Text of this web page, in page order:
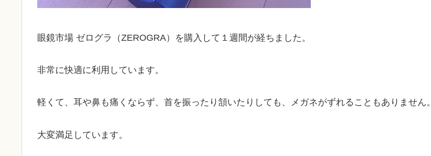
眼鏡市場 ゼログラ（ZEROGRA）を購入して１週間が経ちました。
非常に快適に利用しています。
軽くて、耳や鼻も痛くならず、首を振ったり頷いたりしても、メガネがずれることもありません。
大変満足しています。